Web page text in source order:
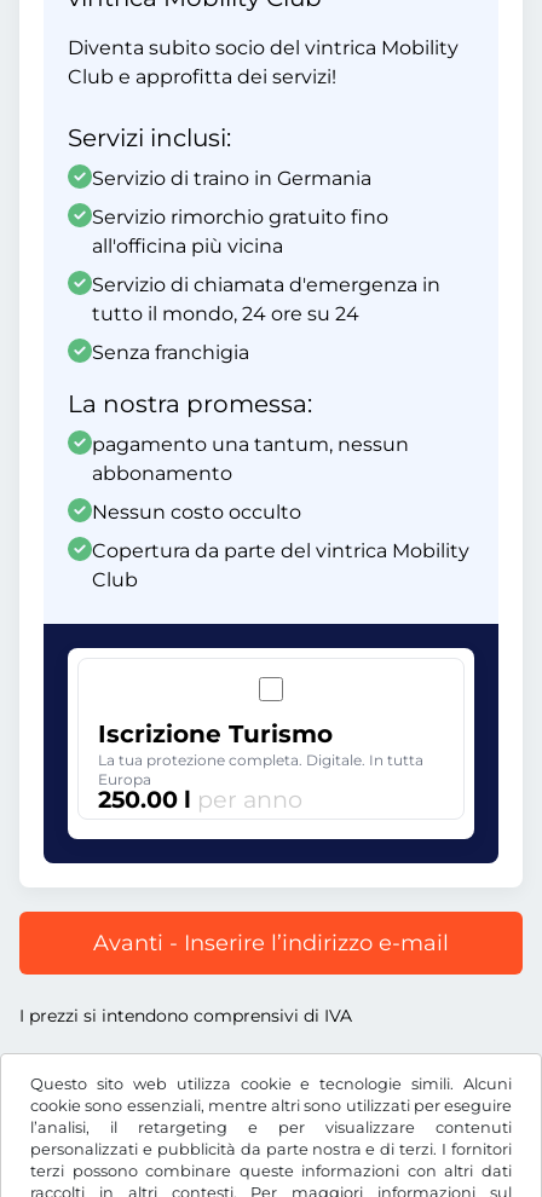
Questo sito web utilizza cookie e tecnologie simili. Alcuni
cookie sono essenziali, mentre altri sono utilizzati per eseguire
l’analisi, il retargeting e per visualizzare contenuti
personalizzati e pubblicità da parte nostra e di terzi. I fornitori
terzi possono combinare queste informazioni con altri dati
raccolti in altri contesti. Per maggiori informazioni sul
Diventa subito socio del vintrica Mobility
Club e approfitta dei servizi!
Servizi inclusi:
Servizio di traino in Germania
Servizio rimorchio gratuito fino
all'officina più vicina
Servizio di chiamata d'emergenza in
tutto il mondo, 24 ore su 24
Senza franchigia
La nostra promessa:
pagamento una tantum, nessun
abbonamento
Nessun costo occulto
Copertura da parte del vintrica Mobility
Club
Iscrizione Turismo
La tua protezione completa. Digitale. In tutta
Europa
250.00 l per anno
Avanti - Inserire l’indirizzo e-mail
I prezzi si intendono comprensivi di IVA
RON